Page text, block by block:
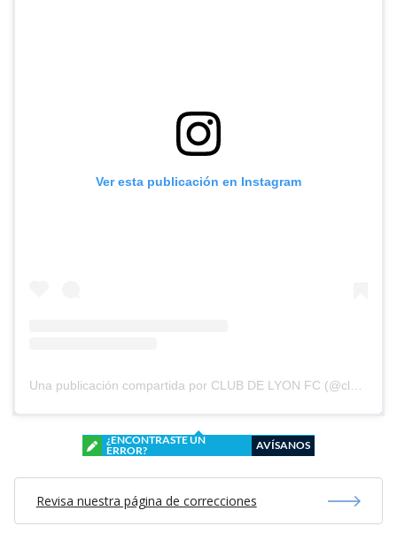
Ver esta publicación en Instagram
Una publicación compartida por CLUB DE LYON FC (@clubdelyonfc)
¿ENCONTRASTE UN
ERROR?
AVÍSANOS
Revisa nuestra página de correcciones